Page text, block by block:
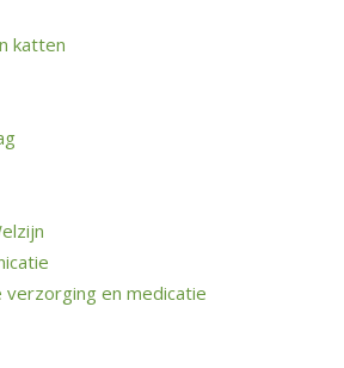
katten
verzorging en medicatie